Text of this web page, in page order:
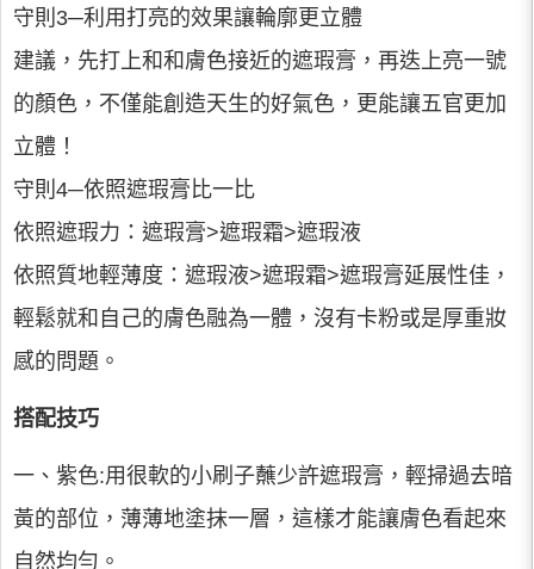
守則3─利用打亮的效果讓輪廓更立體
建議，先打上和和膚色接近的遮瑕膏，再迭上亮一號
的顏色，不僅能創造天生的好氣色，更能讓五官更加
立體！
守則4─依照遮瑕膏比一比
依照遮瑕力：遮瑕膏>遮瑕霜>遮瑕液
依照質地輕薄度：遮瑕液>遮瑕霜>遮瑕膏延展性佳，
輕鬆就和自己的膚色融為一體，沒有卡粉或是厚重妝
感的問題。
搭配技巧
一、紫色:用很軟的小刷子蘸少許遮瑕膏，輕掃過去暗
黃的部位，薄薄地塗抹一層，這樣才能讓膚色看起來
自然均勻。